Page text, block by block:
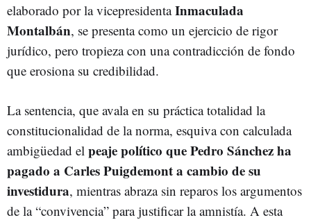
elaborado por la vicepresidentaInmaculada
Montalbán, se presenta como un ejercicio de rigor
jurídico, pero tropieza con una contradicción de fondo
que erosiona su credibilidad.
La sentencia, que avala en su práctica totalidad la
constitucionalidad de la norma, esquiva con calculada
ambigüedad el peaje político que Pedro Sánchez ha
pagado a Carles Puigdemonta cambio de su
investidura, mientras abraza sin reparos los argumentos
de la “convivencia” para justificar la amnistía. A esta